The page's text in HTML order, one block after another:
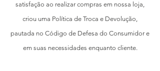
satisfação ao realizar compras em nossa loja,
criou uma Política de Troca e Devolução,
pautada no Código de Defesa do Consumidor e
em suas necessidades enquanto cliente.